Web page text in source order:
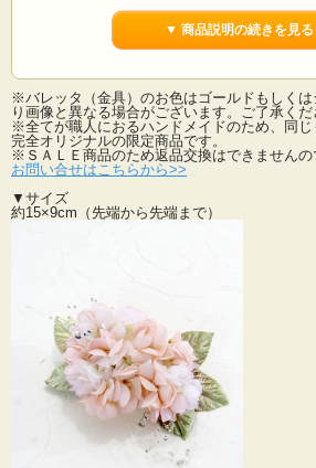
お着物のなどの和装、ドレスなどの洋風どちらでも
夏場は浴衣に使用しても素敵です。
手染めで１輪１輪手作業で丁寧に作られたアートフ
品。
最高級の素材を使用した当社のアートフラワーは素
産にこだわって制作しております。
どこにも売っていないオリジナルのデザインをお楽
量産できないオリジナル作品なので在庫限りとなりま
※バレッタ（金具）のお色はゴールドもしくはシルバ
▼ 商品説明の続きを見
※バレッタ（金具）のお色はゴールドもしく
り画像と異なる場合がございます。ご了承くだ
※全てが職人におるハンドメイドのため、同じ
完全オリジナルの限定商品です。
※ＳＡＬＥ商品のため返品交換はできませんの
お問い合せはこちらから>>
▼サイズ
約15×9cm（先端から先端まで）